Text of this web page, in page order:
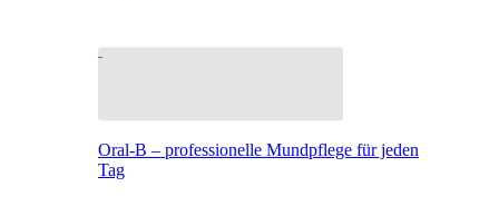
Oral-B – professionelle Mundpflege für jeden
Tag